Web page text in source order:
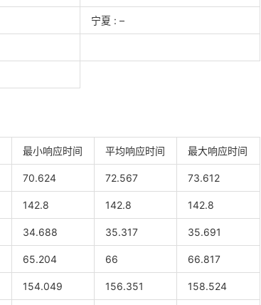
宁夏 : –
最小响应时间 平均响应时间 最大响应时间
70.624 72.567 73.612
142.8 142.8 142.8
34.688 35.317 35.691
65.204 66 66.817
154.049 156.351 158.524